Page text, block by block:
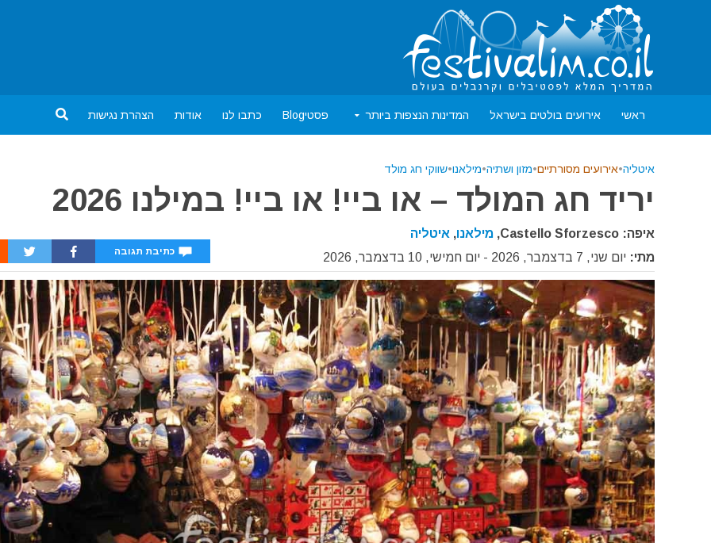
ראשי אירועים בולטים בישראל המדינות הנצפות ביותר פסטיBlog כתבו לנו אודות הצהרת נגישות
איטליה•אירועים מסורתיים•מזון ושתיה•מילאנו•שווקי חג מולד
יריד חג המולד – או ביי! או ביי! במילנו 2026
איפה: Castello Sforzesco, מילאנו, איטליה
מתי: יום שני, 7 בדצמבר, 2026 - יום חמישי, 10 בדצמבר, 2026 כתיבת תגובה